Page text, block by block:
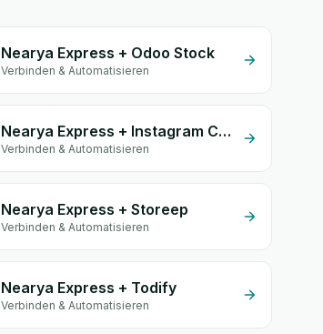
Nearya Express + Odoo Stock
Verbinden & Automatisieren
Nearya Express + Instagram Comment
Verbinden & Automatisieren
Nearya Express + Storeep
Verbinden & Automatisieren
Nearya Express + Todify
Verbinden & Automatisieren